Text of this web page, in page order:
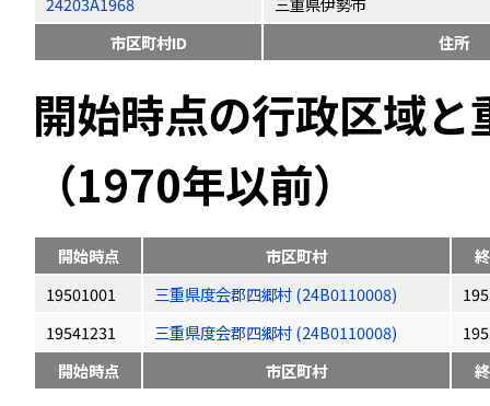
市区町村ID
住所
開始時点の行政区域
（1970年以前）
開始時点 市区町村
19501001
三重県度会郡四郷村 (24B0110008)
19541231
三重県度会郡四郷村 (24B0110008)
開始時点
市区町村